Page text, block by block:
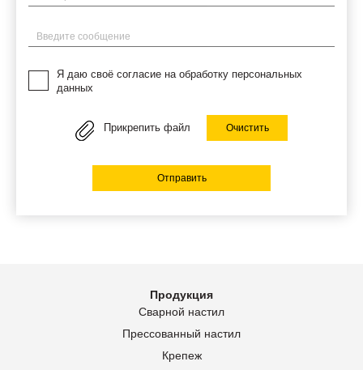
Введите сообщение
Я даю своё согласие на обработку персональных
данных
Прикрепить файл Очистить
Отправить
Продукция
Сварной настил
Прессованный настил
Крепеж